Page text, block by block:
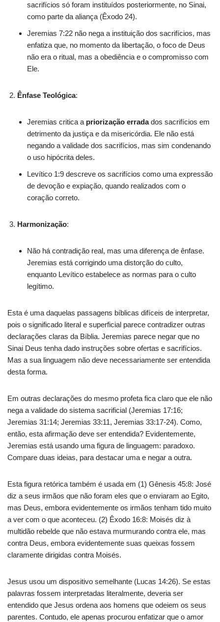
sacrifícios só foram instituídos posteriormente, no Sinai,
como parte da aliança (Êxodo 24).
Jeremias 7:22 não nega a instituição dos sacrifícios, mas
enfatiza que, no momento da libertação, o foco de Deus
não era o ritual, mas a obediência e o compromisso com
Ele.
Ênfase Teológica:
Jeremias critica a priorização erradados sacrifícios em
detrimento da justiça e da misericórdia. Ele não está
negando a validade dos sacrifícios, mas sim condenando
o uso hipócrita deles.
Levítico 1:9 descreve os sacrifícios como uma expressão
de devoção e expiação, quando realizados com o
coração correto.
Harmonização:
Não há contradição real, mas uma diferença de ênfase.
Jeremias está corrigindo uma distorção do culto,
enquanto Levítico estabelece as normas para o culto
legítimo.
Esta é uma daquelas passagens bíblicas difíceis de interpretar,
pois o significado literal e superficial parece contradizer outras
declarações claras da Bíblia. Jeremias parece negar que no
Sinai Deus tenha dado instruções sobre ofertas e sacrifícios.
Mas a sua linguagem não deve necessariamente ser entendida
desta forma.
Em outras declarações do mesmo profeta fica claro que ele não
nega a validade do sistema sacrificial (Jeremias 17:16;
Jeremias 31:14; Jeremias 33:11, Jeremias 33:17-24). Como,
então, esta afirmação deve ser entendida? Evidentemente,
Jeremias está usando uma figura de linguagem: paradoxo.
Compare duas ideias, para destacar uma e negar a outra.
Esta figura retórica também é usada em (1) Gênesis 45:8: José
diz a seus irmãos que não foram eles que o enviaram ao Egito,
mas Deus, embora evidentemente os irmãos tenham tido muito
a ver com o que aconteceu. (2) Êxodo 16:8: Moisés diz à
multidão rebelde que não estava murmurando contra ele, mas
contra Deus, embora evidentemente suas queixas fossem
claramente dirigidas contra Moisés.
Jesus usou um dispositivo semelhante (Lucas 14:26). Se estas
palavras fossem interpretadas literalmente, deveria ser
entendido que Jesus ordena aos homens que odeiem os seus
parentes. Contudo, ele apenas procurou enfatizar que o amor